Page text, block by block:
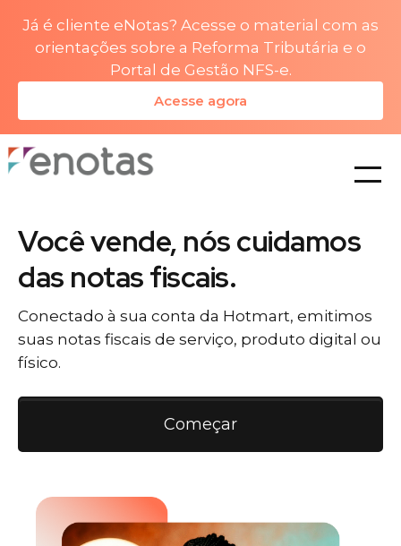
Já é cliente eNotas? Acesse o material com as
orientações sobre a Reforma Tributária e o
Portal de Gestão NFS-e.
Acesse agora
planos
Você vende, nós cuidamos
das notas fiscais.
Conectado à sua conta da Hotmart, emitimos
suas notas fiscais de serviço, produto digital ou
físico.
Começar